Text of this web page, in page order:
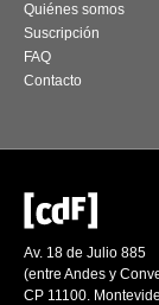
Quiénes somos
Suscripción
FAQ
Contacto
Av. 18 de Julio 885
(entre Andes y
CP 11100.